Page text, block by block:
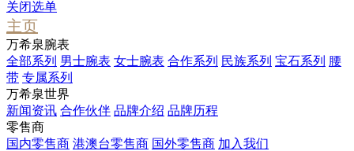
关闭选单
主页
万希泉腕表
全部系列 男士腕表 女士腕表 合作系列 民族系列 宝石系列 腰
带 专属系列
万希泉世界
新闻资讯 合作伙伴 品牌介绍 品牌历程
零售商
国内零售商 港澳台零售商 国外零售商 加入我们